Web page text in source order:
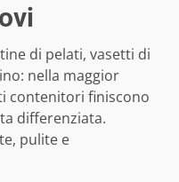
di pelati, vasetti di
nella maggior
contenitori finiscono
differenziata.
pulite e